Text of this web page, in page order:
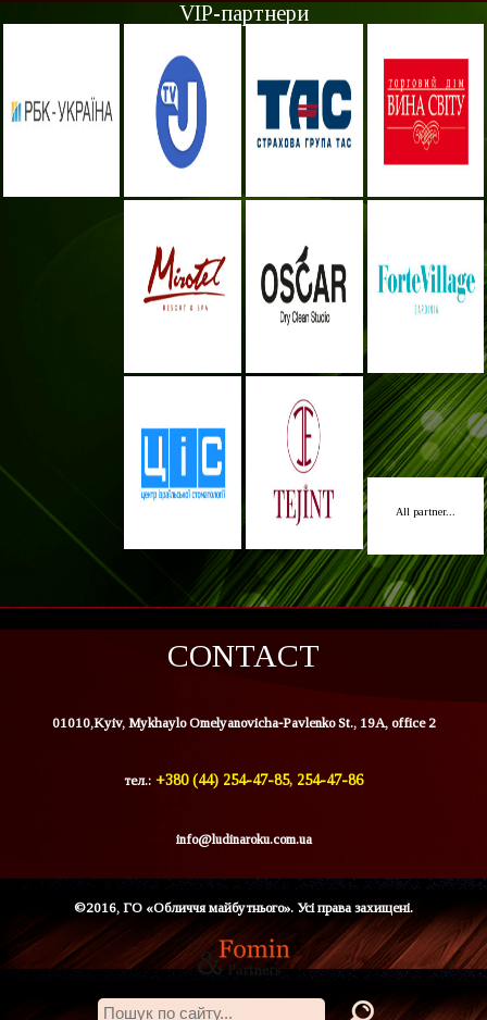
VIP-партнери
All partner...
CONTACT
01010,Kyiv, Mykhaylo Omelyanovicha-Pavlenko St., 19A, office 2
тел.: +380 (44) 254-47-85, 254-47-86
info@ludinaroku.com.ua
©2016, ГО «Обличчя майбутнього». Усі права захищені.